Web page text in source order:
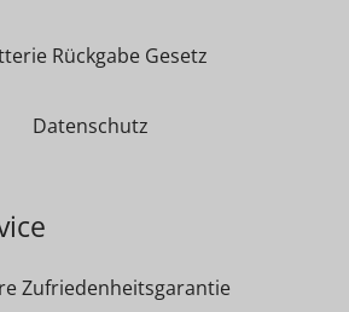
Rückgabe Gesetz
Datenschutz
Zufriedenheitsgarantie